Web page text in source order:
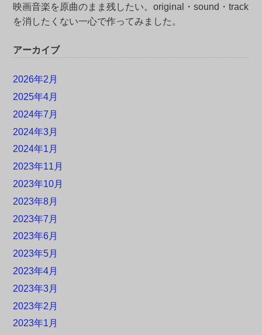
映画音楽を原曲のまま残したい。original・sound・track
を消したくない一心で作ってみました。
アーカイブ
2026年2月
2025年4月
2024年7月
2024年3月
2024年1月
2023年11月
2023年10月
2023年8月
2023年7月
2023年6月
2023年5月
2023年4月
2023年3月
2023年2月
2023年1月